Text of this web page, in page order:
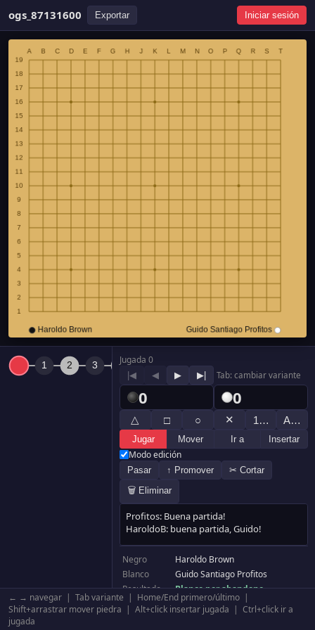
ogs_87131600 Exportar Iniciar sesión
Jugada 0
|◀ ◀ ▶ ▶| Tab: cambiar variante
0 0
△ □ ○ ✕ 1… A…
Jugar Mover Ir a Insertar
Modo edición
Pasar ↑ Promover
✂ Cortar
🗑 Eliminar
Negro
Haroldo Brown
Blanco
Guido Santiago Profitos
Resultado
Blanco por abandono
Komi
6.5
Tablero
← → navegar | Tab variante | Home/End primero/último |
Shift+arrastrar mover piedra | Alt+click insertar jugada | Ctrl+click ir a
jugada